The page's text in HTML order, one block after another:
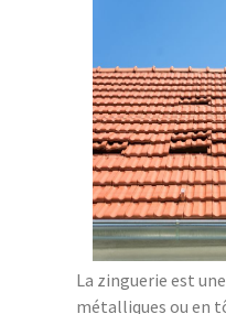
La zinguerie est
métalliques ou en